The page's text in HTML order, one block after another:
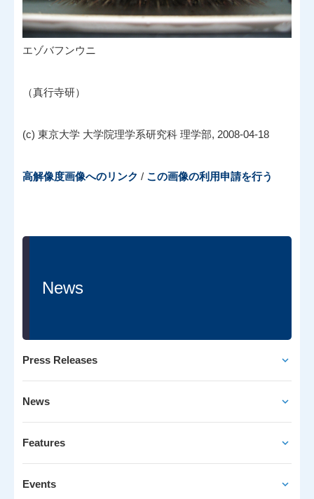
エゾバフンウニ
（真行寺研）
(c) 東京大学 大学院理学系研究科 理学部, 2008-04-18
高解像度画像へのリンク / この画像の利用申請を行う
News
Press Releases
News
Features
Events